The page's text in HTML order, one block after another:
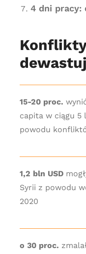
4 dni pracy:
15-20 proc.
capita w ciągu 5
powodu
1,2 bln USD
Syrii z powodu
2020
o 30 proc.